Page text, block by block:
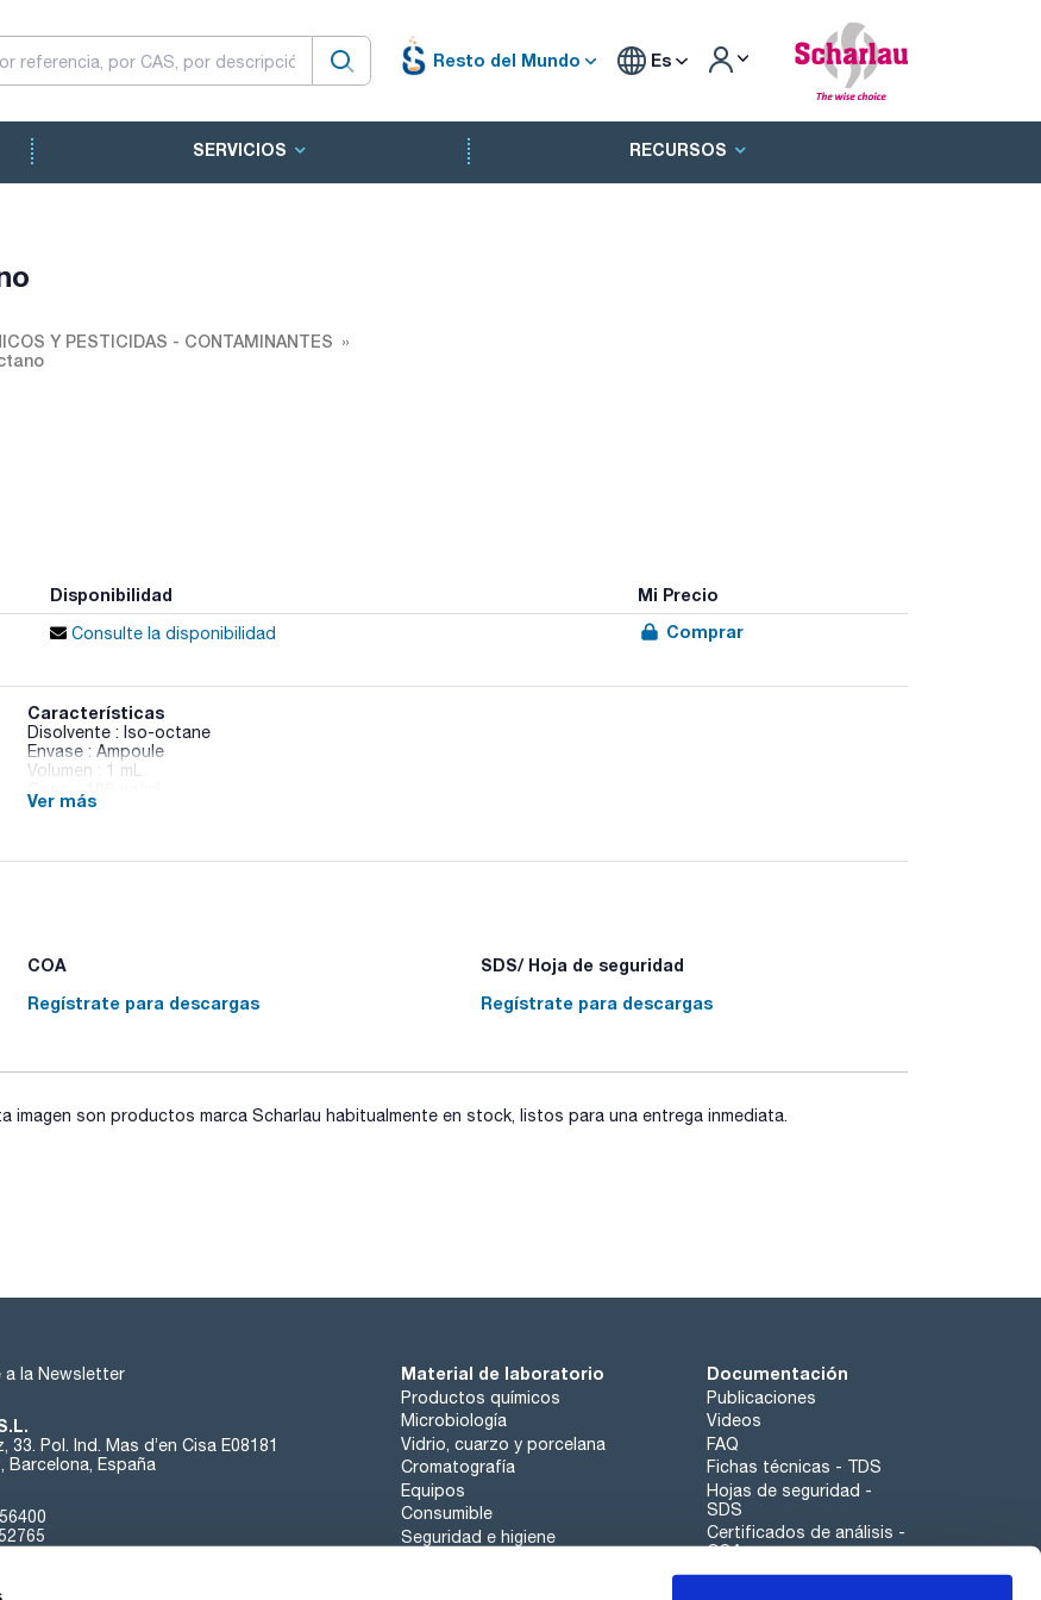
Resto del Mundo Es
SERVICIOS RECURSOS
Y PESTICIDAS - CONTAMINANTES
Disponibilidad Mi Precio
Consulte la disponibilidad Comprar
Características
Disolvente : Iso-octane
Envase : Ampoule
Volumen : 1 mL
CAS : [2974-90-5]
Ver más
COA
Regístrate para descargas
SDS/ Hoja de seguridad
Regístrate para descargas
imagen son productos marca Scharlau habitualmente en stock, listos para una entrega inmediata.
a la Newsletter
33. Pol. Ind. Mas d’en Cisa E08181
Barcelona, España
Material de laboratorio
Productos químicos
Microbiología
Vidrio, cuarzo y porcelana
Cromatografía
Equipos
Consumible
Seguridad e higiene
Documentación
Publicaciones
Videos
FAQ
Fichas técnicas - TDS
Hojas de seguridad -
SDS
Certificados de análisis -
COA
Aplicaciones